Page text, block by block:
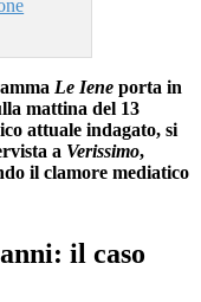
Le Iene porta in
mattina del 13
attuale indagato, si
a Verissimo,
il clamore mediatico
il caso